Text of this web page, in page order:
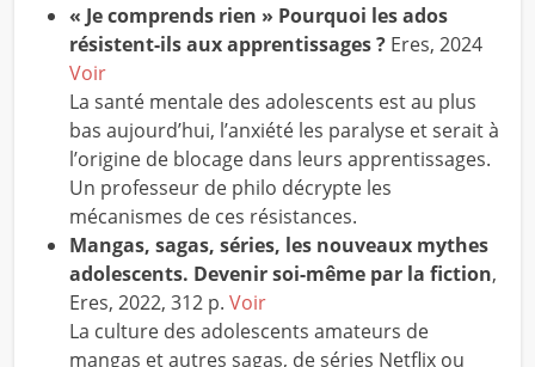
« Je comprends rien » Pourquoi les ados
résistent-ils aux apprentissages ?Eres, 2024
Voir
La santé mentale des adolescents est au plus
bas aujourd’hui, l’anxiété les paralyse et serait à
l’origine de blocage dans leurs apprentissages.
Un professeur de philo décrypte les
mécanismes de ces résistances.
Mangas, sagas, séries, les nouveaux mythes
adolescents. Devenir soi-même par la fiction,
Eres, 2022, 312 p. Voir
La culture des adolescents amateurs de
mangas et autres sagas, de séries Netflix ou